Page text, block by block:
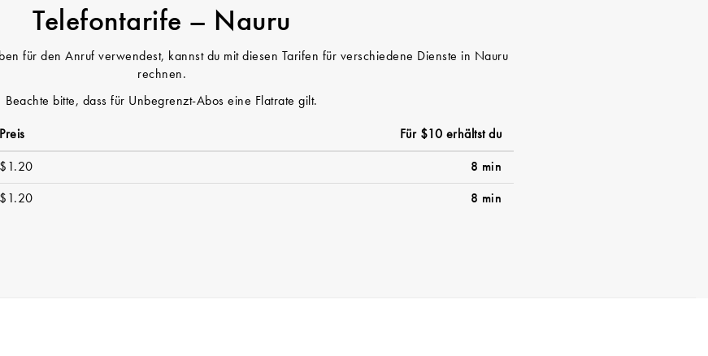
Telefontarife – Nauru
für den Anruf verwendest, kannst du mit diesen Tarifen für verschiedene Dienste in Nauru
rechnen.
Beachte bitte, dass für Unbegrenzt-Abos eine Flatrate gilt.
Preis Für $10 erhältst du
$1.20 8 min
$1.20 8 min